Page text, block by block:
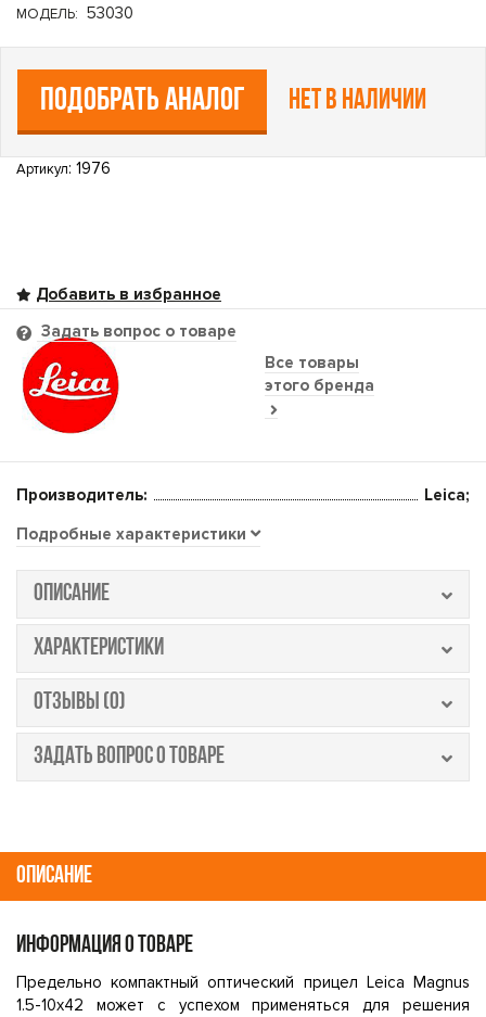
МОДЕЛЬ: 53030
ПОДОБРАТЬ АНАЛОГ Нет в наличии
Артикул: 1976
Все товары
этого бренда
Задать вопрос о товаре
Производитель:
Leica;
Подробные характеристики
ОПИСАНИЕ
ХАРАКТЕРИСТИКИ
ОТЗЫВЫ (0)
ЗАДАТЬ ВОПРОС О ТОВАРЕ
ОПИСАНИЕ
ИНФОРМАЦИЯ О ТОВАРЕ
Предельно компактный оптический прицел Leica Magnus
1.5-10x42 может с успехом применяться для решения